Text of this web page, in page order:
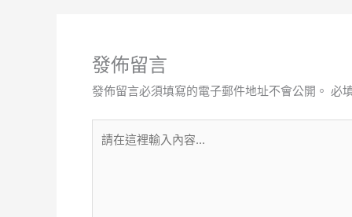
發佈留言
發佈留言必須填寫的電子郵件地址不會公開。 必
在